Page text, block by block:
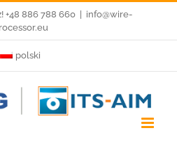
+48 886 788 660
info@wire-
polski